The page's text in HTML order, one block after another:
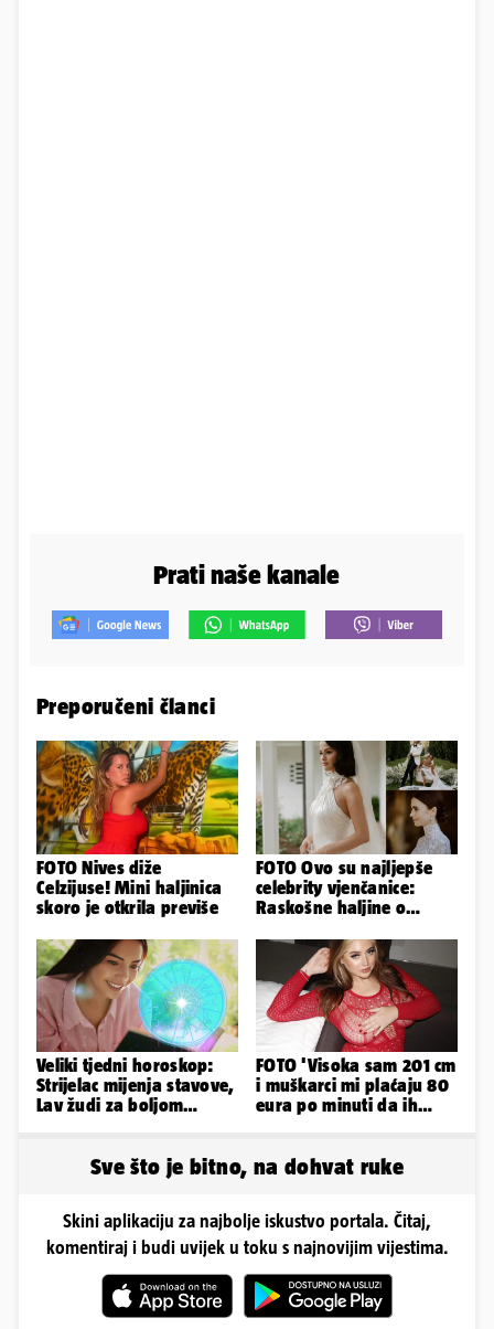
Prati naše kanale
Preporučeni članci
FOTO Nives diže
Celzijuse! Mini haljinica
skoro je otkrila previše
FOTO Ovo su najljepše
celebrity vjenčanice:
Raskošne haljine o
svijet
Veliki tjedni horoskop:
Strijelac mijenja stavove,
Lav žudi za boljom
FOTO 'Visoka sam 201 cm
i muškarci mi plaćaju 80
eura po minuti da ih
Sve što je bitno, na dohvat ruke
Skini aplikaciju za najbolje iskustvo portala. Čitaj,
komentiraj i budi uvijek u toku s najnovijim vijestima.